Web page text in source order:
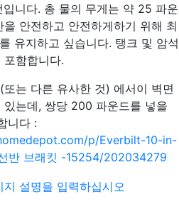
니다. 총 물의 무게는 약 25 파운
을 안전하고 안전하게하기 위해 최
유지하고 싶습니다. 탱크 및 암석
함합니다.
는 다른 유사한 것) 에서이 벽면
있는데, 쌍당 200 파운드를 넣을
니다 :
p/Everbilt-10-in-
반 브래킷 -15254/202034279